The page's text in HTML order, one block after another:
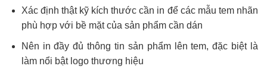
Xác định thật kỹ kích thước cần in để các mẫu tem nhãn
phù hợp với bề mặt của sản phẩm cần dán
Nên in đầy đủ thông tin sản phẩm lên tem, đặc biệt là
làm nổi bật logo thương hiệu